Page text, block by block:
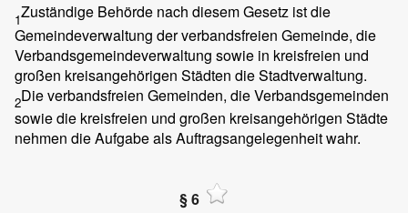
1Zuständige Behörde nach diesem Gesetz ist die
Gemeindeverwaltung der verbandsfreien Gemeinde, die
Verbandsgemeindeverwaltung sowie in kreisfreien und
großen kreisangehörigen Städten die Stadtverwaltung.
2Die verbandsfreien Gemeinden, die Verbandsgemeinden
sowie die kreisfreien und großen kreisangehörigen Städte
nehmen die Aufgabe als Auftragsangelegenheit wahr.
§ 6